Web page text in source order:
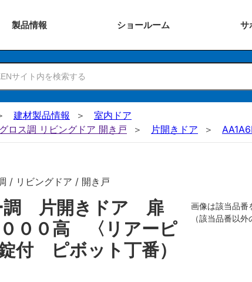
製品情報 ショールーム サ
建材製品情報
室内ドア
ロス調 リビングドア 開き戸
片開きドア
/ リビングドア / 開き戸
調 片開きドア 扉
００高 〈リアーピ
付 ピボット丁番）
画像は該当品番
（該当品番以